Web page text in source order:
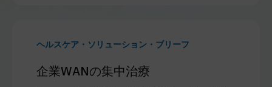
ヘルスケア・ソリューション・ブリーフ
企業WANの集中治療